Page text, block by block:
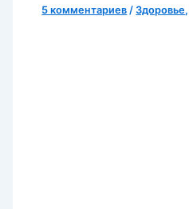
5 комментариев /Здоровье,